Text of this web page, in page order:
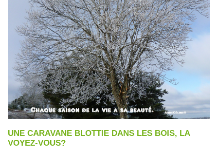
UNE CARAVANE BLOTTIE DANS LES BOIS, LA
VOYEZ-VOUS?